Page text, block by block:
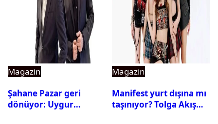
Magazin
Şahane Pazar geri
dönüyor: Uygur
Magazin
Manifest yurt dışına mı
taşınıyor? Tolga Akış